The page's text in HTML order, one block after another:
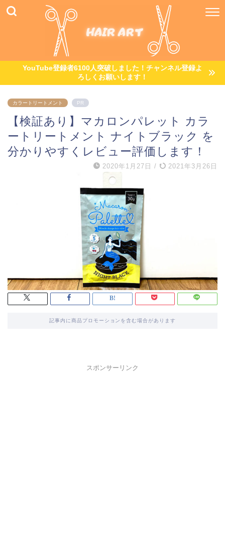
YouTube登録者6100人突破しました！チャンネル登録よ
ろしくお願いします！
カラートリートメント PR
【検証あり】マカロンパレット カラ
ートリートメント ナイトブラック を
分かりやすくレビュー評価します！
2020年1月27日 / 2021年3月26日
記事内に商品プロモーションを含む場合があります
スポンサーリンク